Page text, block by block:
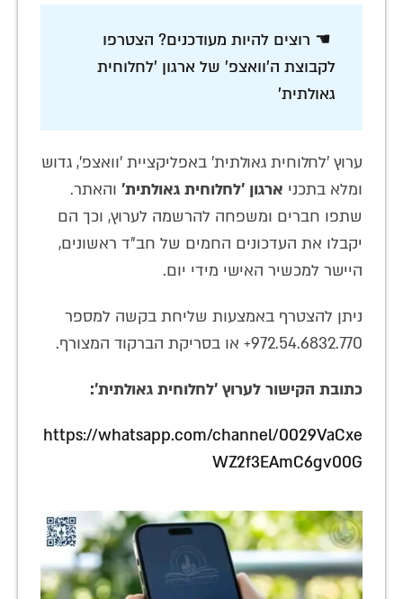
☚ רוצים להיות מעודכנים? הצטרפו
לקבוצת ה'וואצפ' של ארגון 'לחלוחית
גאולתית'
ערוץ 'לחלוחית גאולתית' באפליקציית 'וואצפ', גדוש
ומלא בתכני ארגון 'לחלוחית גאולתית' והאתר.
שתפו חברים ומשפחה להרשמה לערוץ, וכך הם
יקבלו את העדכונים החמים של חב"ד ראשונים,
היישר למכשיר האישי מידי יום.
ניתן להצטרף באמצעות שליחת בקשה למספר
972.54.6832.770+ או בסריקת הברקוד המצורף.
כתובת הקישור לערוץ 'לחלוחית גאולתית':
https://whatsapp.com/channel/0029VaCxe
WZ2f3EAmC6gv00G